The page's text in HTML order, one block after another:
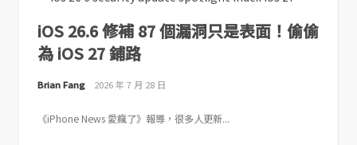
iOS 26.6 修補 87 個漏洞只是表面！偷偷
為 iOS 27 鋪路
Brian Fang 2026 年 7 月 28 日
《iPhone News 愛瘋了》報導，很多人更新...